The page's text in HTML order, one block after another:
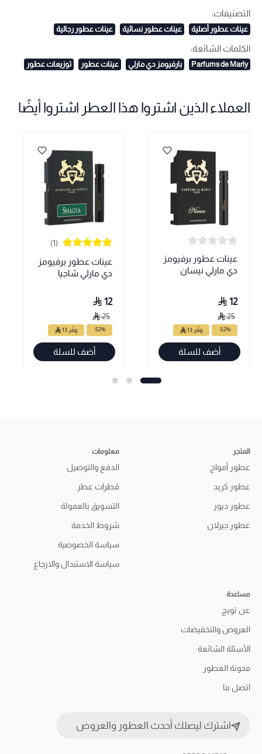
التصنيفات:
عينات عطور أصلية عينات عطور نسائية عينات عطور رجالية
الكلمات الشائعة:
Parfums de Marly بارفيومز دي مارلي عينات عطور توزيعات عطور
العملاء الذين اشتروا هذا العطر اشتروا أيضًا
عينات عطور برفيومز
دي مارلي نيسان
12
25
-52% وفّر 13
أضف للسلة
(1)
عينات عطور برفيومز
دي مارلي شاجيا
12
25
-52% وفّر 13
أضف للسلة
المتجر
عطور أمواج
عطور كريد
عطور ديور
عطور جيرلان
معلومات
الدفع والتوصيل
قطرات عطر
التسويق بالعمولة
شروط الخدمة
سياسة الخصوصية
سياسة الاستبدال والارجاع
مساعدة
عن تويج
العروض والتخفيضات
الأسئلة الشائعة
مدونة العطور
اتصل بنا
اشترك ليصلك أحدث العطور والعروض